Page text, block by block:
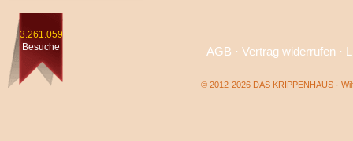
3.261.059
Besuche
AGB · Vertrag widerrufen·
© 2012-2026 DAS KRIPPENHAUS ·